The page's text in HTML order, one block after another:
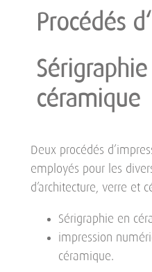
Procédés
céramique
Deux procédés
employés pour les
d’architecture, verre et
Sérigraphie en
impression
céramique.